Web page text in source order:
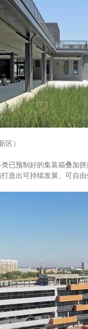
区）
已预制好的集装箱叠加
造出可持续发展、可自